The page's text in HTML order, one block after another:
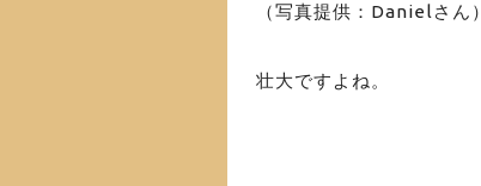
（写真提供：Danielさん）
壮大ですよね。